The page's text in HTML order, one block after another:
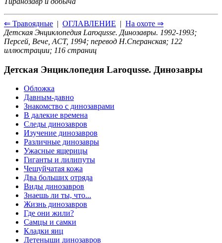
⇐ Травоядные | ОГЛАВЛЕНИЕ | На охоте ⇒
Детская Энциклопедия Laroqusse. Динозавры. 1992-1993;
Персей, Вече, ACT, 1994; перевод Н.Сперанская; 122
иллюстрации; 116 страниц
Детская Энциклопедия Laroqusse. Динозавры
Обложка
Давным-давно
Знакомство с динозаврами
В далекие времена
Следы динозавров
Изучение динозавров
Различные динозавры
Ужасные ящерицы
Гиганты и лилипуты
Чешуйчатая кожа
Два больших отряда
Виды динозавров
Знаешь ли ты, что...
Жизнь динозавров
Где они жили?
Самцы и самки
Кладки яиц
Детеныши динозавров